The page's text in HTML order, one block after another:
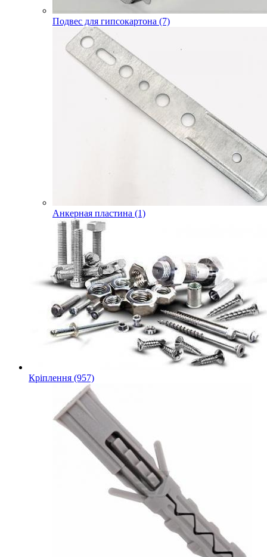
Подвес для гипсокартона (7)
Анкерная пластина (1)
Кріплення (957)